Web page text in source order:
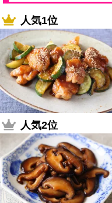
人気1位
人気2位